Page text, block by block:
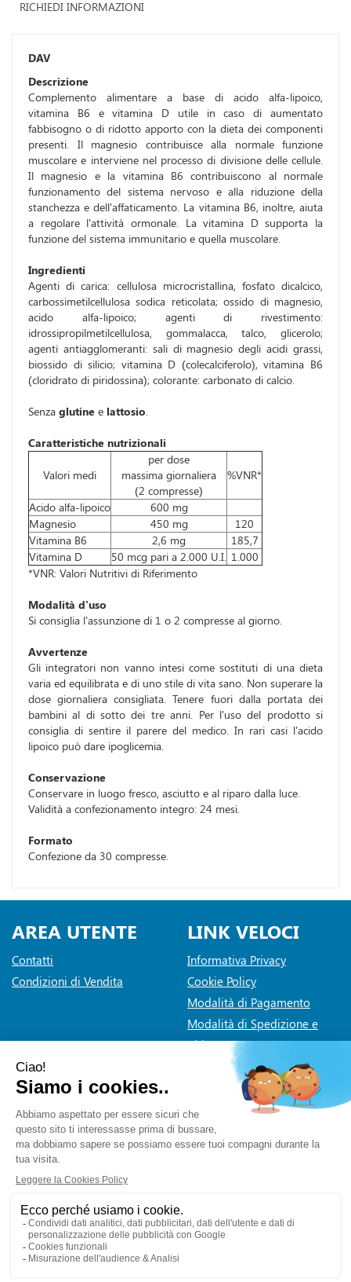
RICHIEDI INFORMAZIONI
DAV
Descrizione
Complemento alimentare a base di acido alfa-lipoico,
vitamina B6 e vitamina D utile in caso di aumentato
fabbisogno o di ridotto apporto con la dieta dei componenti
presenti. Il magnesio contribuisce alla normale funzione
muscolare e interviene nel processo di divisione delle cellule.
Il magnesio e la vitamina B6 contribuiscono al normale
funzionamento del sistema nervoso e alla riduzione della
stanchezza e dell'affaticamento. La vitamina B6, inoltre, aiuta
a regolare l'attività ormonale. La vitamina D supporta la
funzione del sistema immunitario e quella muscolare.
Ingredienti
Agenti di carica: cellulosa microcristallina, fosfato dicalcico,
carbossimetilcellulosa sodica reticolata; ossido di magnesio,
acido alfa-lipoico; agenti di rivestimento:
idrossipropilmetilcellulosa, gommalacca, talco, glicerolo;
agenti antiagglomeranti: sali di magnesio degli acidi grassi,
biossido di silicio; vitamina D (colecalciferolo), vitamina B6
(cloridrato di piridossina); colorante: carbonato di calcio.
Senza glutine e lattosio.
Caratteristiche nutrizionali
Valori medi
per dose
massima giornaliera
(2 compresse)
%VNR*
Acido alfa-lipoico
600 mg
Magnesio
450 mg
120
Vitamina B6
2,6 mg
185,7
Vitamina D
50 mcg pari a 2.000 U.I. 1.000
*VNR: Valori Nutritivi di Riferimento
Modalità d'uso
Si consiglia l’assunzione di 1 o 2 compresse al giorno.
Avvertenze
Gli integratori non vanno intesi come sostituti di una dieta
varia ed equilibrata e di uno stile di vita sano. Non superare la
dose giornaliera consigliata. Tenere fuori dalla portata dei
bambini al di sotto dei tre anni. Per l'uso del prodotto si
consiglia di sentire il parere del medico. In rari casi l'acido
lipoico può dare ipoglicemia.
Conservazione
Conservare in luogo fresco, asciutto e al riparo dalla luce.
Validità a confezionamento integro: 24 mesi.
Formato
Confezione da 30 compresse.
AREA UTENTE
Contatti
Condizioni di Vendita
LINK VELOCI
Informativa Privacy
Cookie Policy
Modalità di Pagamento
Modalità di Spedizione e
Ritiro
Dichiarazione di accessibilità
Farmaceutica Bramante- via Pacini 30 20131 Milano (Milano)
info@farmaciabramante.it|Tel.: 022663818| P.Iva:
Powered byPrenofa Web Design